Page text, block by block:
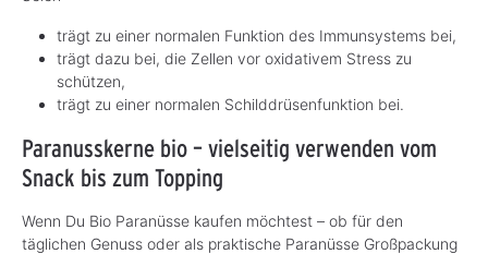
trägt zu einer normalen Funktion des Immunsystems bei,
trägt dazu bei, die Zellen vor oxidativem Stress zu
schützen,
trägt zu einer normalen Schilddrüsenfunktion bei.
Paranusskerne bio – vielseitig verwenden vom
Snack bis zum Topping
Wenn Du Bio Paranüsse kaufen möchtest – ob für den
täglichen Genuss oder als praktische Paranüsse Großpackung